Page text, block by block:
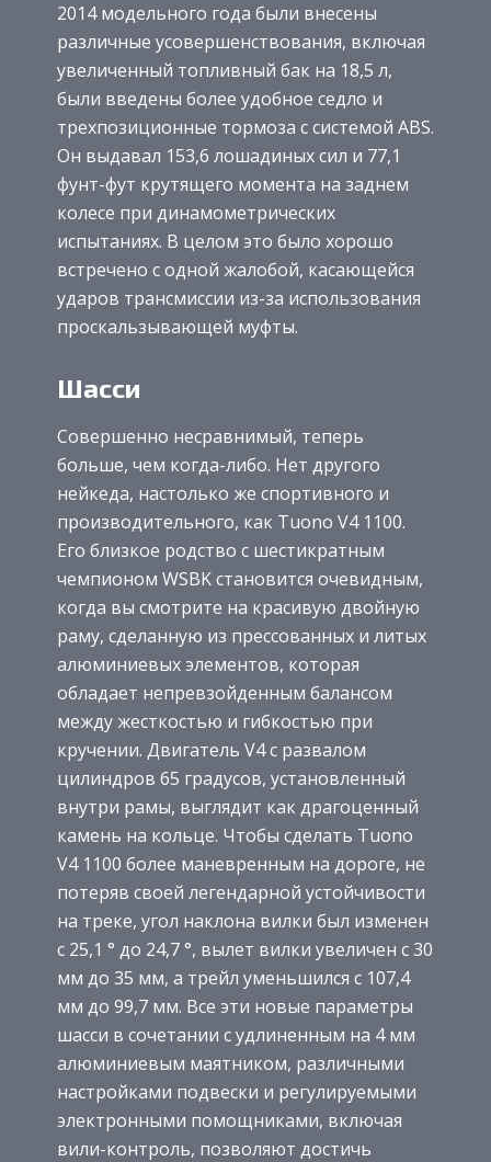
2014 модельного года были внесены
различные усовершенствования, включая
увеличенный топливный бак на 18,5 л,
были введены более удобное седло и
трехпозиционные тормоза с системой ABS.
Он выдавал 153,6 лошадиных сил и 77,1
фунт-фут крутящего момента на заднем
колесе при динамометрических
испытаниях. В целом это было хорошо
встречено с одной жалобой, касающейся
ударов трансмиссии из-за использования
проскальзывающей муфты.
Шасси
Совершенно несравнимый, теперь
больше, чем когда-либо. Нет другого
нейкеда, настолько же спортивного и
производительного, как Tuono V4 1100.
Его близкое родство с шестикратным
чемпионом WSBK становится очевидным,
когда вы смотрите на красивую двойную
раму, сделанную из прессованных и литых
алюминиевых элементов, которая
обладает непревзойденным балансом
между жесткостью и гибкостью при
кручении. Двигатель V4 с развалом
цилиндров 65 градусов, установленный
внутри рамы, выглядит как драгоценный
камень на кольце. Чтобы сделать Tuono
V4 1100 более маневренным на дороге, не
потеряв своей легендарной устойчивости
на треке, угол наклона вилки был изменен
с 25,1 ° до 24,7 °, вылет вилки увеличен с 30
мм до 35 мм, а трейл уменьшился с 107,4
мм до 99,7 мм. Все эти новые параметры
шасси в сочетании с удлиненным на 4 мм
алюминиевым маятником, различными
настройками подвески и регулируемыми
электронными помощниками, включая
вили-контроль, позволяют достичь